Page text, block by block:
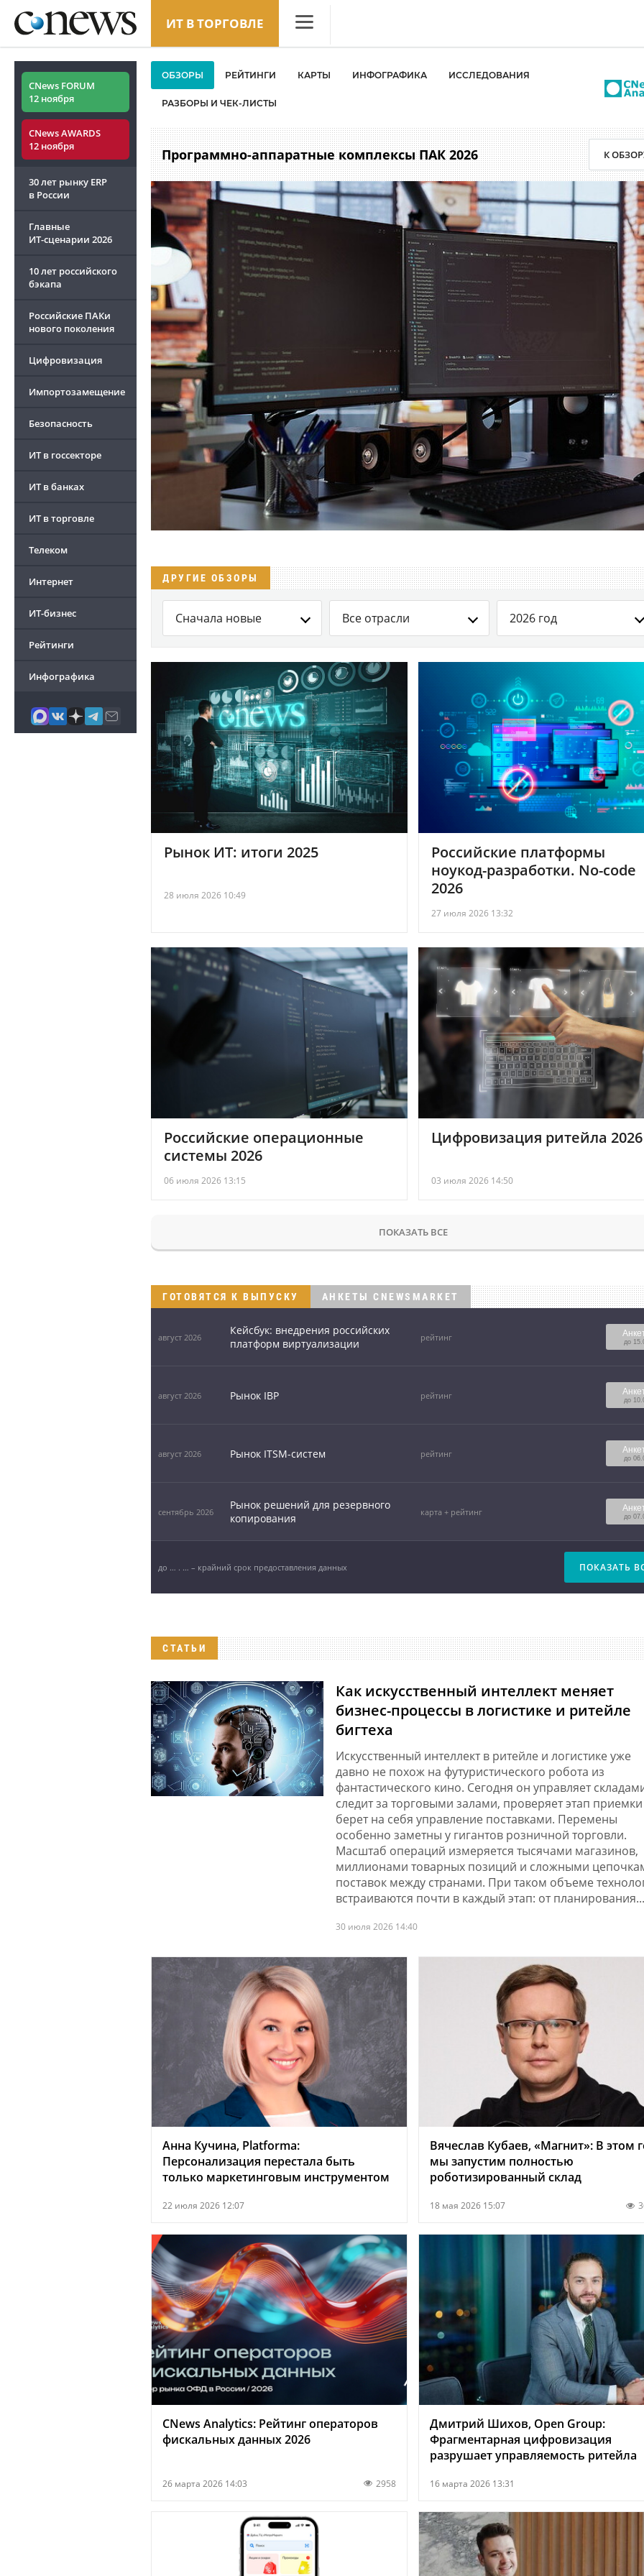
ИТ В ТОРГОВЛЕ
Аналитика
Маркет
Техника
ТВ
CNews FORUM
12 ноября
CNews AWARDS
12 ноября
30 лет рынку ERP
в России
Главные
ИТ-сценарии 2026
10 лет российского
бэкапа
Российские ПАКи
нового поколения
Цифровизация
Импортозамещение
Безопасность
ИТ в госсекторе
ИТ в банках
ИТ в торговле
Телеком
Интернет
ИТ-бизнес
Рейтинги
Инфографика
ОБЗОРЫ РЕЙТИНГИ КАРТЫ ИНФОГРАФИКА ИССЛЕДОВАНИЯ
РАЗБОРЫ И ЧЕК-ЛИСТЫ
Программно-аппаратные комплексы ПАК 2026 К
ДРУГИЕ ОБЗОРЫ
Сначала новые Все отрасли 2026 год
Рынок ИТ: итоги 2025
28 июля 2026 10:49
Российские платформы
ноукод-разработки. No-code
2026
27 июля 2026 13:32
Российские операционные
системы 2026
06 июля 2026 13:15
Цифровизация ритейла 2026
03 июля 2026 14:50
ПОКАЗАТЬ ВСЕ
ГОТОВЯТСЯ К ВЫПУСКУ АНКЕТЫ CNEWSMARKET
август 2026
Кейсбук: внедрения российских
платформ виртуализации
рейтинг до
август 2026 Рынок IBP рейтинг до
август 2026 Рынок ITSM-систем рейтинг до
сентябрь 2026
Рынок решений для резервного
копирования
карта + рейтинг до
до … . … – крайний срок предоставления данных ПОКАЗАТЬ
СТАТЬИ
Как искусственный интеллект меняет
бизнес-процессы в логистике и ритейле
бигтеха
Искусственный интеллект в ритейле и логистике уже
давно не похож на футуристического робота из
фантастического кино. Сегодня он управляет
следит за торговыми залами, проверяет этап
берет на себя управление поставками. Перемены
особенно заметны у гигантов розничной торговли.
Масштаб операций измеряется тысячами магазинов,
миллионами товарных позиций и сложными
поставок между странами. При таком объеме
встраиваются почти в каждый этап: от планирования...
30 июля 2026 14:40
Анна Кучина, Platforma:
Персонализация перестала быть
только маркетинговым инструментом
22 июля 2026 12:07
Вячеслав Кубаев, «Магнит»: В этом
мы запустим полностью
роботизированный склад
18 мая 2026 15:07
CNews Analytics: Рейтинг операторов
фискальных данных 2026
26 марта 2026 14:03 2958
Дмитрий Шихов, Open Group:
Фрагментарная цифровизация
разрушает управляемость ритейла
16 марта 2026 13:31